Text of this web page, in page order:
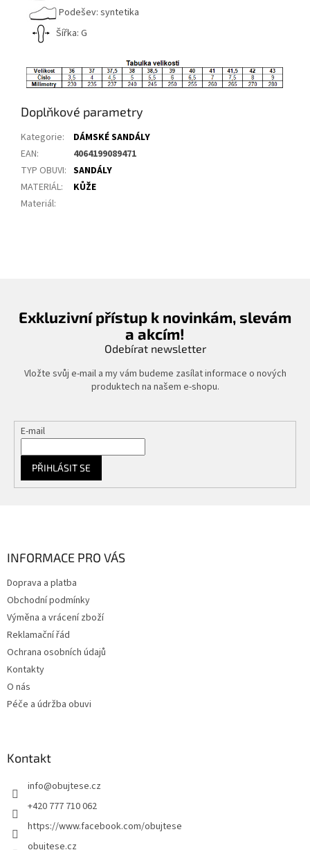
Podešev: syntetika
Šířka: G
Doplňkové parametry
Kategorie:
DÁMSKÉ SANDÁLY
EAN:
4064199089471
TYP OBUVI: SANDÁLY
MATERIÁL:
KŮŽE
Materiál:
Exkluzivní přístup k novinkám, slevám
a akcím!
Odebírat newsletter
Vložte svůj e-mail a my vám budeme zasílat informace o nových
produktech na našem e-shopu.
E-mail
PŘIHLÁSIT SE
INFORMACE PRO VÁS
Doprava a platba
Obchodní podmínky
Výměna a vrácení zboží
Reklamační řád
Ochrana osobních údajů
Kontakty
O nás
Péče a údržba obuvi
Kontakt
info@obujtese.cz
+420 777 710 062
https://www.facebook.com/obujtese
obujtese.cz